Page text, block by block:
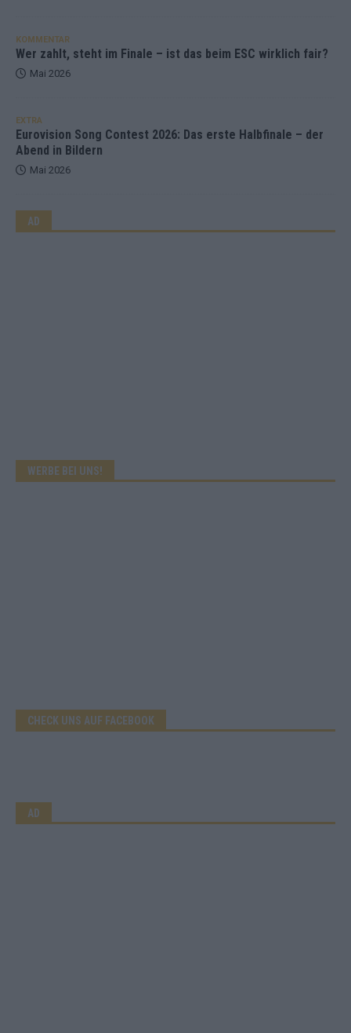
KOMMENTAR
Wer zahlt, steht im Finale – ist das beim ESC wirklich fair?
Mai 2026
EXTRA
Eurovision Song Contest 2026: Das erste Halbfinale – der
Abend in Bildern
Mai 2026
AD
WERBE BEI UNS!
CHECK UNS AUF FACEBOOK
AD